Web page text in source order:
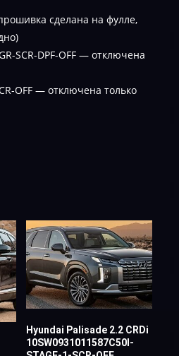
сделана на фулле,
SCR-DPF-OFF — отключена
OFF — отключена только
Hyundai Palisade 2.2 CRDi
10SW0931011587C50I-